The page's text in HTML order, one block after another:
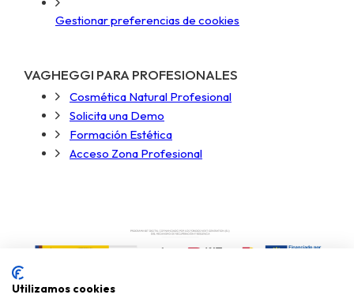
Gestionar preferencias de cookies
VAGHEGGI PARA PROFESIONALES
Cosmética Natural Profesional
Solicita una Demo
Formación Estética
Acceso Zona Profesional
Utilizamos cookies